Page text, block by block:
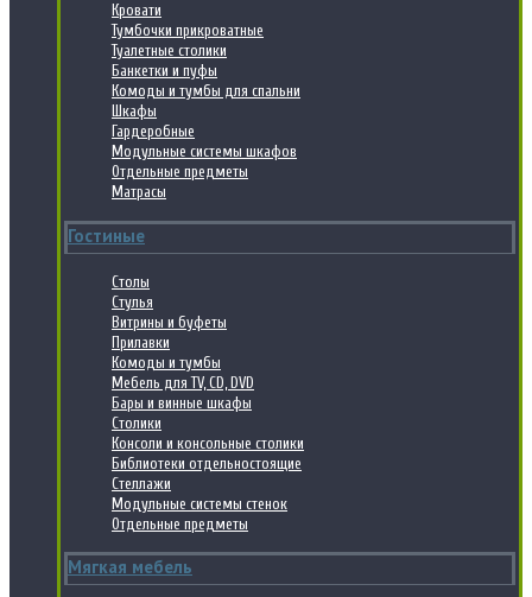
Кровати
Тумбочки прикроватные
Туалетные столики
Банкетки и пуфы
Комоды и тумбы для спальни
Шкафы
Гардеробные
Модульные системы шкафов
Отдельные предметы
Матрасы
Гостиные
Столы
Стулья
Витрины и буфеты
Прилавки
Комоды и тумбы
Мебель для TV, CD, DVD
Бары и винные шкафы
Столики
Консоли и консольные столики
Библиотеки отдельностоящие
Стеллажи
Модульные системы стенок
Отдельные предметы
Мягкая мебель